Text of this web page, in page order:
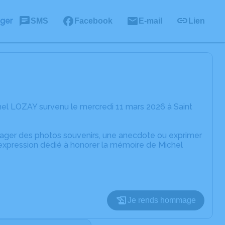
SMS Facebook E-mail Lien
LOZAY survenu le mercredi 11 mars 2026 à Saint
des photos souvenirs, une anecdote ou exprimer
dédié à honorer la mémoire de Michel
Je rends hommage